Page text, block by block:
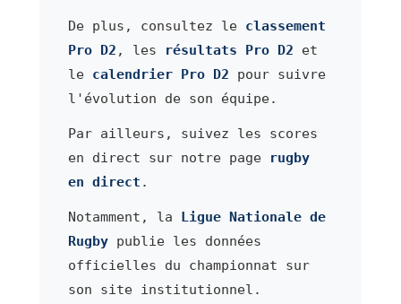
De plus, consultez le classement
Pro D2 , les résultats Pro D2 et
le calendrier Pro D2 pour suivre
l'évolution de son équipe.
Par ailleurs, suivez les scores
en direct sur notre page
rugby
en direct .
Notamment, la Ligue Nationale de
Rugbypublie les données
officielles du championnat sur
son site institutionnel.